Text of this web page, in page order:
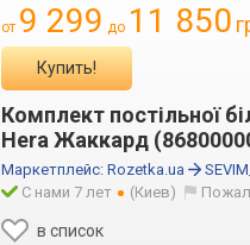
от 9 299 до 11 850
Купить!
Комплект постільної
Hera Жаккард
Маркетплейс: Rozetka.ua
С нами 7 лет
(Киев)
в список